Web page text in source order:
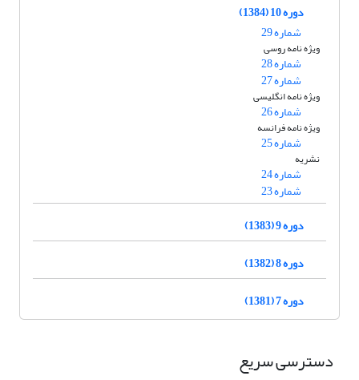
دوره 10 (1384)
شماره 29
ویژه نامه روسی
شماره 28
شماره 27
ویژه نامه انگلیسی
شماره 26
ویژه نامه فرانسه
شماره 25
نشریه
شماره 24
شماره 23
دوره 9 (1383)
دوره 8 (1382)
دوره 7 (1381)
دسترسی سریع